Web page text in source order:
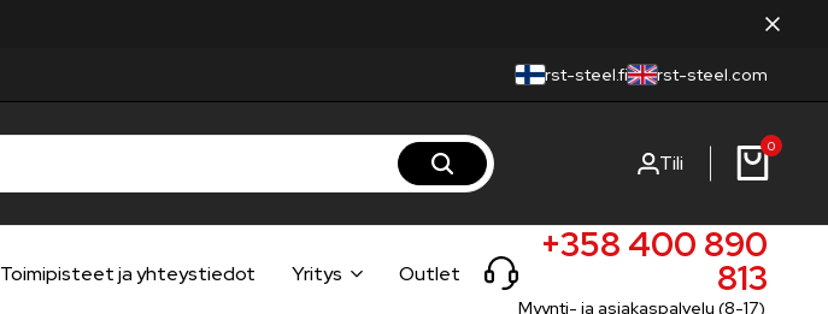
rst-steel.fi rst-steel.com
Tili
0
Toimipisteet ja yhteystiedot Yritys Outlet
+358 400 890
813
Myynti- ja asiakaspalvelu (8-17)